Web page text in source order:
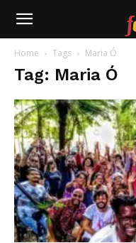
Farofafá
Home Tags Maria Ó
Tag: Maria Ó